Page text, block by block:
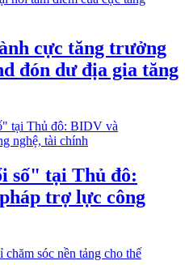
cực tăng trưởng
đón dư địa gia tăng
số" tại Thủ đô:
trợ lực công